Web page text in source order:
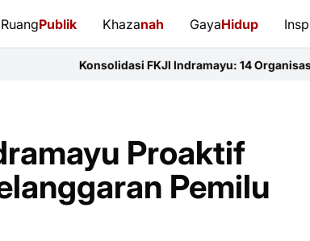
RuangPublik Khazanah GayaHidup
FKJI Indramayu: 14 Organisasi Pers Bersatu
Proaktif
Pemilu